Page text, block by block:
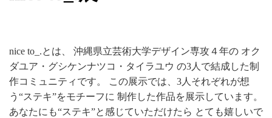
nice to_.とは、 沖縄県立芸術大学デザイン専攻４年の オク
ダユア・グシケンナツコ・タイラユウ の3人で結成した制
作コミュニティです。 この展示では、3人それぞれが想
う“ステキ”をモチーフに 制作した作品を展示しています。
あなたにも“ステキ”と感じていただけたら とても嬉しいで